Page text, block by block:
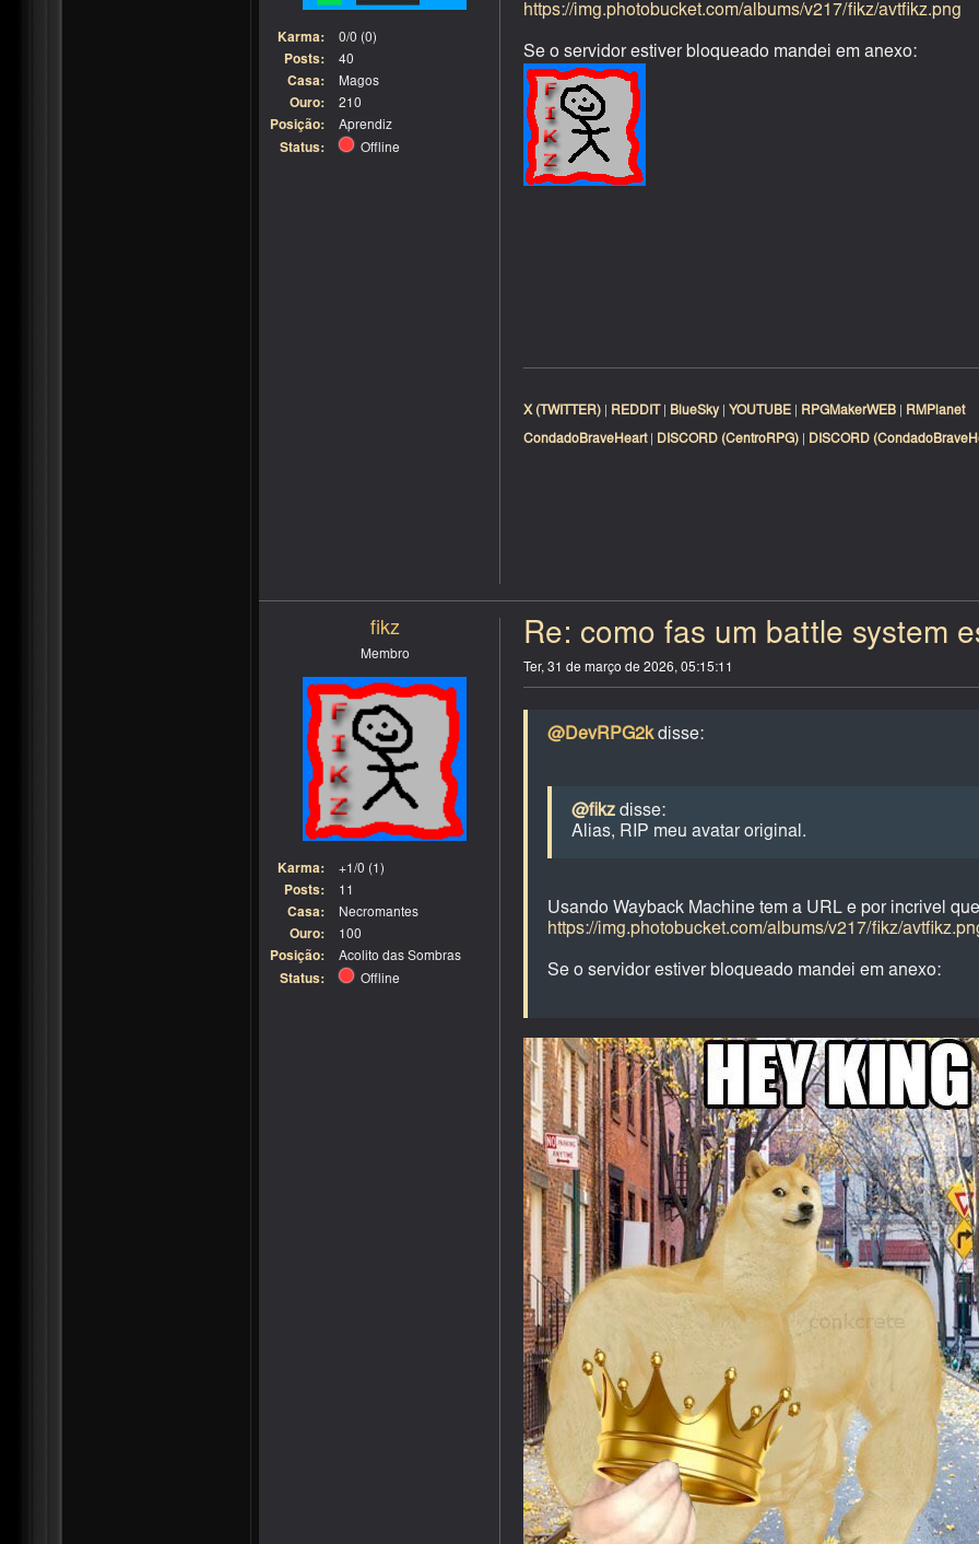
Karma:
0/0 (0)
Posts:
40
Casa:
Magos
Ouro:
210
Posição:
Aprendiz
Status:
Offline
https://img.photobucket.com/albums/v217/fikz/avtfikz.png
Se o servidor estiver bloqueado mandei em anexo:
X (TWITTER) REDDIT BlueSky YOUTUBE RPGMakerWEB RMPlanet
CondadoBraveHeart| DISCORD (CentroRPG) DISCORD
fikz
Membro
Karma:
+1/0 (1)
Posts:
11
Casa:
Necromantes
Ouro:
100
Posição:
Acolito das Sombras
Status:
Offline
Re: como fas um battle system
Ter, 31 de março de 2026, 05:15:11
@DevRPG2kdisse:
@fikz disse:
Alias, RIP meu avatar original.
Usando Wayback Machine tem a URL e por incrivel
https://img.photobucket.com/albums/v217/fikz/
Se o servidor estiver bloqueado mandei em anexo: